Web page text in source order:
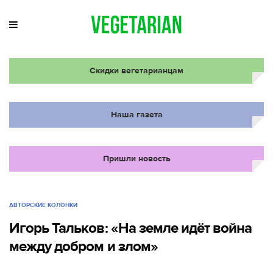
Скидки вегетарианцам
Наша газета
Пришли новость
АВТОРСКИЕ КОЛОНКИ
Игорь Тальков: «На земле идёт война
между добром и злом»